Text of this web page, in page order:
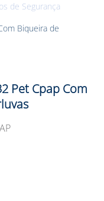
de Segurança
Biqueira de
Pet Cpap Com